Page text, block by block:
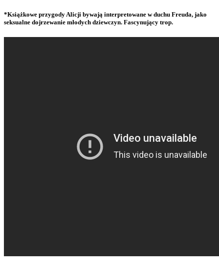
*Książkowe przygody Alicji bywają interpretowane w duchu Freuda, jako
seksualne dojrzewanie młodych dziewczyn. Fascynujący trop.